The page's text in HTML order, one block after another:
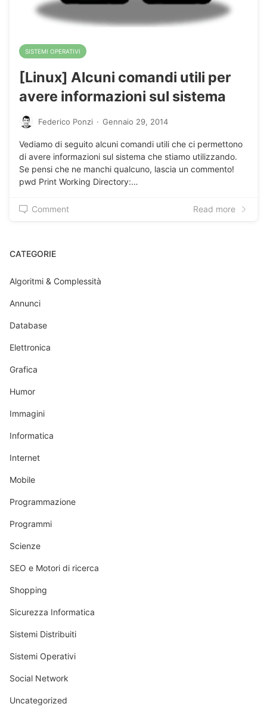
SISTEMI OPERATIVI
[Linux] Alcuni comandi utili per
avere informazioni sul sistema
Federico Ponzi · Gennaio 29, 2014
Vediamo di seguito alcuni comandi utili che ci permettono
di avere informazioni sul sistema che stiamo utilizzando.
Se pensi che ne manchi qualcuno, lascia un commento!
pwd Print Working Directory:…
Comment Read more
CATEGORIE
Algoritmi & Complessità
Annunci
Database
Elettronica
Grafica
Humor
Immagini
Informatica
Internet
Mobile
Programmazione
Programmi
Scienze
SEO e Motori di ricerca
Shopping
Sicurezza Informatica
Sistemi Distribuiti
Sistemi Operativi
Social Network
Uncategorized